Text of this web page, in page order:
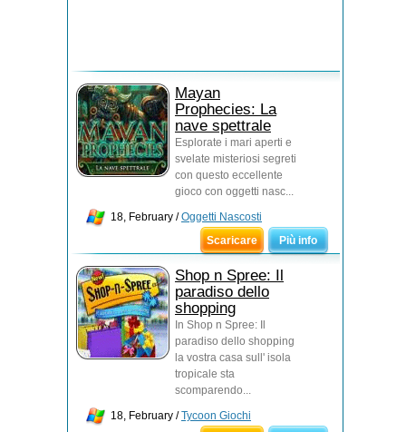
Mayan
Prophecies: La
nave spettrale
Esplorate i mari aperti e
svelate misteriosi segreti
con questo eccellente
gioco con oggetti nasc...
18, February /Oggetti Nascosti
Scaricare
Più info
Shop n Spree: Il
paradiso dello
shopping
In Shop n Spree: Il
paradiso dello shopping
la vostra casa sull' isola
tropicale sta
scomparendo...
18, February /Tycoon Giochi